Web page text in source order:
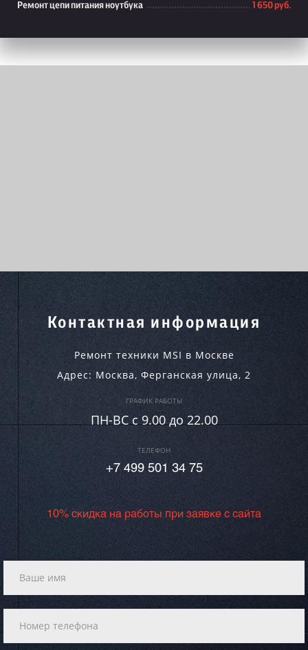
Ремонт цепи питания ноутбука 1 650 руб.
Контактная информация
Ремонт техники MSI в Москве
Адрес: Москва, Ферганская улица, 2
ГРАФИК РАБОТЫ
ПН-ВC c 9.00 до 22.00
ТЕЛЕФОН
+7 499 501 34 75
10% скидка на работы при заявке с сайта